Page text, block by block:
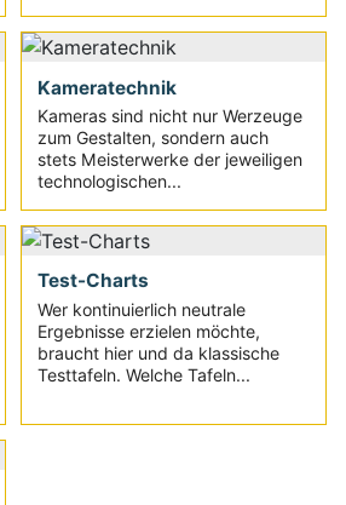
Kameratechnik
Kameras sind nicht nur Werzeuge
zum Gestalten, sondern auch
stets Meisterwerke der jeweiligen
technologischen...
Test-Charts
Wer kontinuierlich neutrale
Ergebnisse erzielen möchte,
braucht hier und da klassische
Testtafeln. Welche Tafeln...